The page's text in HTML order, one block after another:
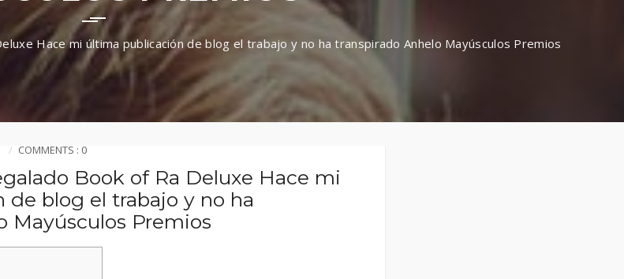
Hace mi última publicación de blog el trabajo y no ha transpirado Anhelo Mayúsculos Premios
COMMENTS : 0
Book of Ra Deluxe Hace mi
blog el trabajo y no ha
Mayúsculos Premios